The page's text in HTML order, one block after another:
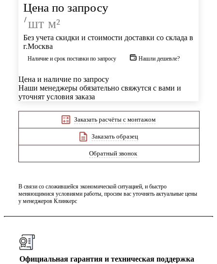
Цена по запросу
/ шт м²
Без учета скидки и стоимости доставки со склада в
г.Москва
Наличие и срок поставки по запросу Нашли дешевле?
Цена и наличие по запросу
Наши менеджеры обязательно свяжутся с вами и
уточнят условия заказа
Заказать расчёты с монтажом
Заказать образец
Обратный звонок
В связи со сложившейся экономической ситуацией, и быстро
меняющимися условиями работы, просим вас уточнять актуальные цены
у менеджеров Клинкерс
Официальная гарантия и техническая поддержка